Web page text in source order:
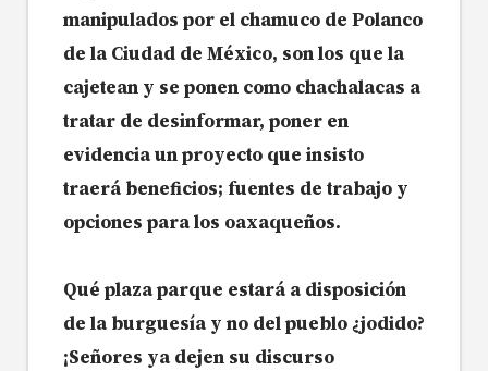
manipulados por el chamuco de Polanco
de la Ciudad de México, son los que la
cajetean y se ponen como chachalacas a
tratar de desinformar, poner en
evidencia un proyecto que insisto
traerá beneficios; fuentes de trabajo y
opciones para los oaxaqueños.
Qué plaza parque estará a disposición
de la burguesía y no del pueblo ¿jodido?
¡Señores ya dejen su discurso